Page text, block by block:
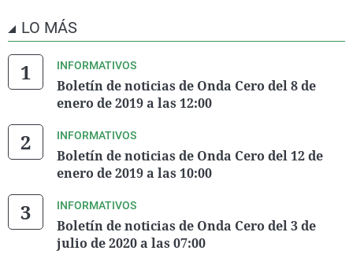
LO MÁS
INFORMATIVOS
Boletín de noticias de Onda Cero del 8 de
enero de 2019 a las 12:00
INFORMATIVOS
Boletín de noticias de Onda Cero del 12 de
enero de 2019 a las 10:00
INFORMATIVOS
Boletín de noticias de Onda Cero del 3 de
julio de 2020 a las 07:00